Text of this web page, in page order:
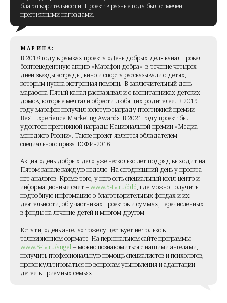
благотворительности. Проект в разные года был отмечен
престижными наградами.
МАРИНА:
В 2018 году в рамках проекта «День добрых дел» канал провел
беспрецедентную акцию «Марафон добра»: в течение четырех
дней звезды эстрады, кино и спорта рассказывали о детях,
которым нужна экстренная помощь. В заключительный день
марафона Пятый канал рассказывал и о воспитанниках детских
домов, которые мечтали обрести любящих родителей. В 2019
году марафон получил золотую награду престижной премии
Best Experience Marketing Awards. В 2021 году проект был
удостоен престижной награды Национальной премии «Медиа-
менеджер России». Также проект является обладателем
специального приза ТЭФИ-2016.
Акция «День добрых дел» уже несколько лет подряд выходит на
Пятом канале каждую неделю. На сегодняшний день у проекта
нет аналогов. Кроме того, у него есть специальный колл-центр и
информационный сайт –www.5-tv.ru/ddd, где можно получить
подробную информацию о благотворительных фондах и их
деятельности, об участниках проектов и суммах, перечисленных
в фонды на лечение детей и многом другом.
Кстати, «День ангела» тоже существует не только в
телевизионном формате. На персональном сайте программы –
www.5-tv.ru/angel– можно познакомиться с нашими ангелами,
получить профессиональную помощь специалистов и психологов,
проконсультироваться по вопросам усыновления и адаптации
детей в приемных семьях.